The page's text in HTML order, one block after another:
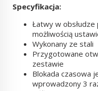
Specyfikacja:
Łatwy w
możliwością
Wykonany ze stali
Przygotowane
zestawie
Blokada czasowa
wprowadzony 3